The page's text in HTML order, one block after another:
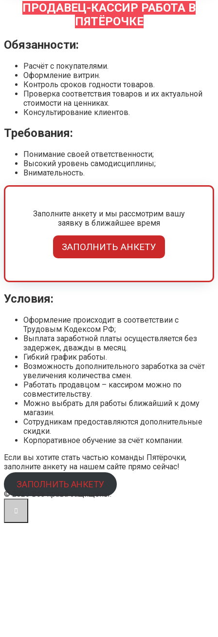
ПРОДАВЕЦ-КАССИР РАБОТА В
ПЯТЁРОЧКЕ
Обязанности:
Расчёт с покупателями.
Оформление витрин.
Контроль сроков годности товаров.
Проверка соответствия товаров и их актуальной
стоимости на ценниках.
Консультирование клиентов.
Требования:
Понимание своей ответственности;
Высокий уровень самодисциплины;
Внимательность.
Заполните анкету и мы рассмотрим вашу
заявку в ближайшее время
ЗАПОЛНИТЬ АНКЕТУ
Условия:
Оформление происходит в соответствии с
Трудовым Кодексом РФ;
Выплата заработной платы осуществляется без
задержек, дважды в месяц.
Гибкий график работы.
Возможность дополнительного заработка за счёт
увеличения количества смен.
Работать продавцом – кассиром можно по
совместительству.
Можно выбрать для работы ближайший к дому
магазин.
Сотрудникам предоставляются дополнительные
скидки.
Корпоративное обучение за счёт компании.
Если вы хотите стать частью команды Пятёрочки,
заполните анкету на нашем сайте прямо сейчас!
ЗАПОЛНИТЬ АНКЕТУ
© 2026 Все права защищены.